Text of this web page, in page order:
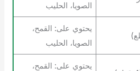
الصويا، الحليب
يحتوي على: القمح،
الصويا، الحليب
يحتوي على: القمح،